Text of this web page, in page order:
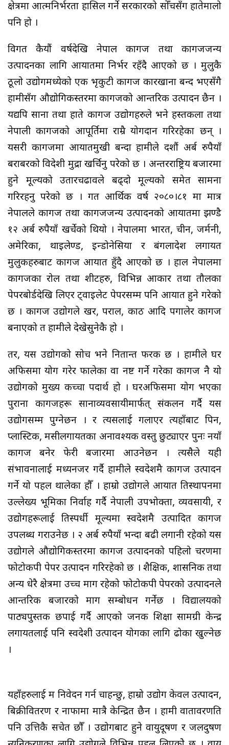
क्षेत्रमा आत्मनिर्भरता हासिल गर्ने सरकारको सोँचसँग हातेमालो
पनि हो ।
विगत कैयौं वर्षदेखि नेपाल कागज तथा कागजजन्य
उत्पादनका लागि आयातमा निर्भर रहँदै आएको छ । मुलुकै
ठूलो उद्योगमध्येको एक भृकुटी कागज कारखाना बन्द भएसँगै
हामीसँग औद्योगिकस्तरमा कागजको आन्तरिक उत्पादन छैन ।
यद्यपि साना तथा हाते कागज उद्योगहरुले भने हस्तकला तथा
नेपाली कागजको आपूर्तिमा राम्रै योगदान गरिरहेका छन् ।
यसरी कागजमा आयातमुखी बन्दा हामीले दशौं अर्ब रुपैयाँ
बराबरको विदेशी मुद्रा खर्चिनु परेको छ । अन्तरराष्ट्रिय बजारमा
हुने मूल्यको उतारचढावले बढ्दो मूल्यको समेत सामना
गरिरहनु परेको छ । गत आर्थिक वर्ष २०८०।८१ मा मात्र
नेपालले कागज तथा कागजजन्य उत्पादनको आयातमा झण्डै
१२ अर्ब रुपैयाँ खर्चेको थियो । नेपालमा भारत, चीन, जर्मनी,
अमेरिका, थाइलेण्ड, इन्डोनेसिया र बंगलादेश लगायत
मुलुकहरुबाट कागज आयात हुँदै आएको छ । हाल नेपालमा
कागजका रोल तथा शीटहरु, विभिन्न आकार तथा तौलका
पेपरबोर्डदेखि लिएर ट्वाइलेट पेपरसम्म पनि आयात हुने गरेको
छ । कागज उद्योगले खर, पराल, काठ आदि पगालेर कागज
बनाएको त हामीले देखेसुनेकै हो ।
तर, यस उद्योगको सोच भने नितान्त फरक छ । हामीले घर
अफिसमा प्रयोग गरेर फालेका वा नष्ट गर्ने गरेका कागज नै यो
उद्योगको मुख्य कच्चा पदार्थ हो । घरअफिसमा प्रयोग भएका
पुराना कागजहरू सानाव्यवसायीमार्फत् संकलन गर्दै यस
उद्योगसम्म पुग्नेछन । र त्यसलाई गलाएर त्यहाँबाट पिन,
प्लास्टिक, मसीलगायतका अनावश्यक वस्तु छुट्याएर पुनः नयाँ
कागज बनेर फेरी बजारमा आउनेछन । त्यसैले यही
संभावनालाई मध्यनजर गर्दै हामीले स्वदेशमै कागज उत्पादन
गर्ने यो पहल थालेका हौँ । हाम्रो उद्योगले आयात प्रतिस्थापनमा
उल्लेख्य भूमिका निर्वाह गर्दै नेपाली उपभोक्ता, व्यवसायी, र
उद्योगहरूलाई प्रतिस्पर्धी मूल्यमा स्वदेशमै उत्पादित कागज
उपलब्ध गराउनेछ । २ अर्ब रुपैयाँ भन्दा बढी लगानी रहेको यस
उद्योगले औद्योगिकस्तरमा कागज उत्पादनको पहिलो चरणमा
फोटोकपी पेपर उत्पादन गरिरहेको छ । शैक्षिक, प्रशासनिक तथा
अन्य धेरै क्षेत्रमा उच्च माग रहेको फोटोकपी पेपरको उत्पादनले
आन्तरिक बजारको माग सम्बोधन गर्नेछ । विद्यालयको
पाठ्यपुस्तक छपाई गर्दै आएको जनक शिक्षा सामग्री केन्द्र
लगायतलाई पनि स्वदेशी उत्पादन प्रयोगका लागि ढोका खुल्नेछ
।
यहाँहरुलाई म निवेदन गर्न चाहन्छु, हाम्रो उद्योग केवल उत्पादन,
बिक्रीवितरण र नाफामा मात्रै केन्द्रित छैन । हामी वातावरणप्रति
पनि उत्तिकै सचेत छौँ । उद्योगबाट हुने वायुप्रदूषण र जलप्रदुषण